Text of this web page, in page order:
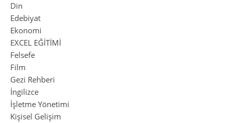
Din
Edebiyat
Ekonomi
EXCEL EĞİTİMİ
Felsefe
Film
Gezi Rehberi
İngilizce
İşletme Yönetimi
Kişisel Gelişim